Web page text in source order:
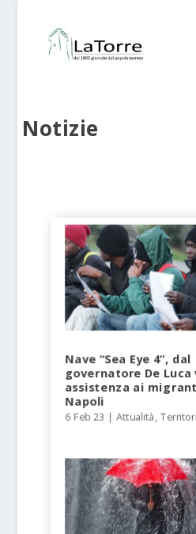
Notizie
Nave “Sea Eye 4”, dal
governatore De Luca
assistenza ai
Napoli
6 Feb 23 |Attualità,